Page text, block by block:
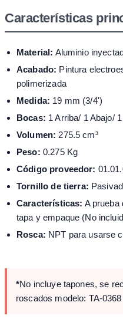
Características
Material: Aluminio
Acabado: Pintura
polimerizada
Medida: 19 mm (3/4')
Bocas: 1 Arriba/ 1 Abajo/
Volumen: 275.5 cm³
Peso: 0.275 Kg
Código proveedor:
Tornillo de tierra:
Características: A prueba
tapa y empaque (No
Rosca: NPT para usarse
*No incluye tapones, se
roscados modelo: TA-0368